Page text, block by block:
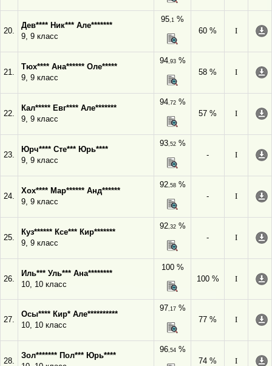
20.
Дев**** Ник*** Але*******
9, 9 класс
95,1 %
60 %
I
21.
Тюх**** Ана****** Оле*****
9, 9 класс
94,93%
58 %
I
22.
Кал***** Евг**** Але*******
9, 9 класс
94,72%
57 %
I
23.
Юрч**** Сте*** Юрь****
9, 9 класс
93,52%
-
I
24.
Хох**** Мар****** Анд******
9, 9 класс
92,58%
-
I
25.
Куз****** Ксе*** Кир*******
9, 9 класс
92,32%
-
I
26.
Иль*** Уль*** Ана********
10, 10 класс
100 %
100 %
I
27.
Осы**** Кир* Але**********
10, 10 класс
97,17%
77 %
I
28.
Зол******* Пол*** Юрь****
96,54%
74 %
I